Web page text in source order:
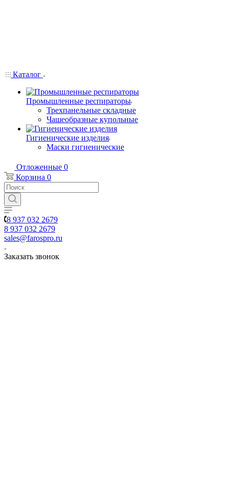
Каталог
Промышленные респираторы
Трехпанельные складные
Чашеобразные купольные
Гигиенические изделия
Маски гигиенические
Отложенные 0
Корзина 0
8 937 032 2679
8 937 032 2679
sales@farospro.ru
Заказать звонок